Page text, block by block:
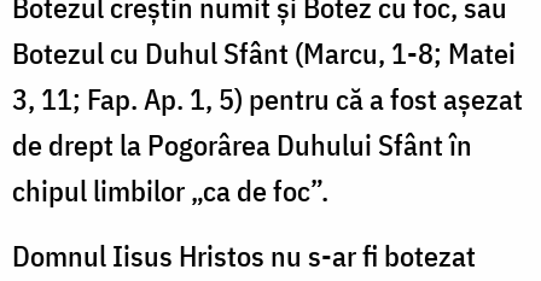
Botezul creştin numit şi Botez cu foc, sau
Botezul cu Duhul Sfânt (Marcu, 1-8; Matei
3, 11; Fap. Ap. 1, 5) pentru că a fost aşezat
de drept la Pogorârea Duhului Sfânt în
chipul limbilor „ca de foc”.
Domnul Iisus Hristos nu s-ar fi botezat